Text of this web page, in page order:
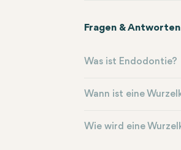
Fragen & Antworten
Was ist Endodontie?
Wann ist eine
Wie wird eine